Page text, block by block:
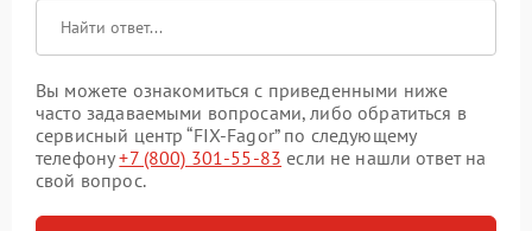
Вы можете ознакомиться с приведенными ниже
часто задаваемыми вопросами, либо обратиться в
сервисный центр “FIX-Fagor” по следующему
телефону+7 (800) 301-55-83 если не нашли ответ на
свой вопрос.